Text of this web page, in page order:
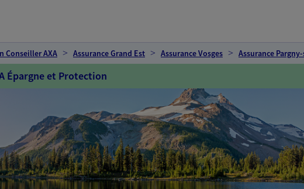
Conseiller AXA Assurance Grand Est Assurance Vosges Assurance
Épargne et Protection